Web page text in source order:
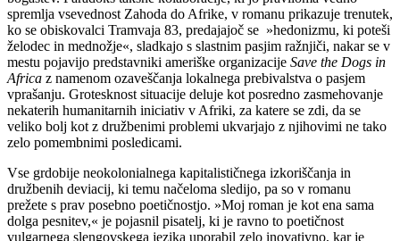
spremlja vsevednost Zahoda do Afrike, v romanu prikazuje trenutek,
ko se obiskovalci Tramvaja 83, predajajoč se »hedonizmu, ki poteši
želodec in mednožje«, sladkajo s slastnim pasjim ražnjiči, nakar se v
mestu pojavijo predstavniki ameriške organizacije Save the Dogs in
Africa z namenom ozaveščanja lokalnega prebivalstva o pasjem
vprašanju. Grotesknost situacije deluje kot posredno zasmehovanje
nekaterih humanitarnih iniciativ v Afriki, za katere se zdi, da se
veliko bolj kot z družbenimi problemi ukvarjajo z njihovimi ne tako
zelo pomembnimi posledicami.
Vse grdobije neokolonialnega kapitalističnega izkoriščanja in
družbenih deviacij, ki temu načeloma sledijo, pa so v romanu
prežete s prav posebno poetičnostjo. »Moj roman je kot ena sama
dolga pesnitev,« je pojasnil pisatelj, ki je ravno to poetičnost
vulgarnega slengovskega jezika uporabil zelo inovativno, kar je